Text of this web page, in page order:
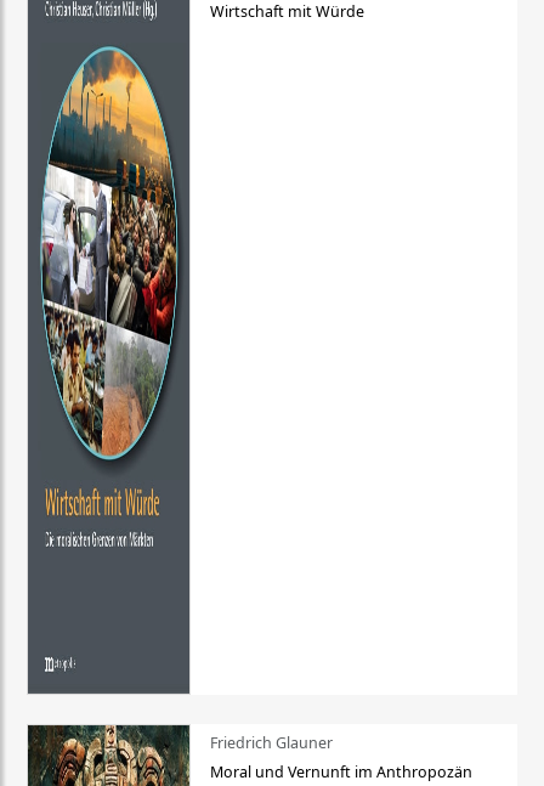
Wirtschaft mit Würde
Friedrich Glauner
Moral und Vernunft im Anthropozän